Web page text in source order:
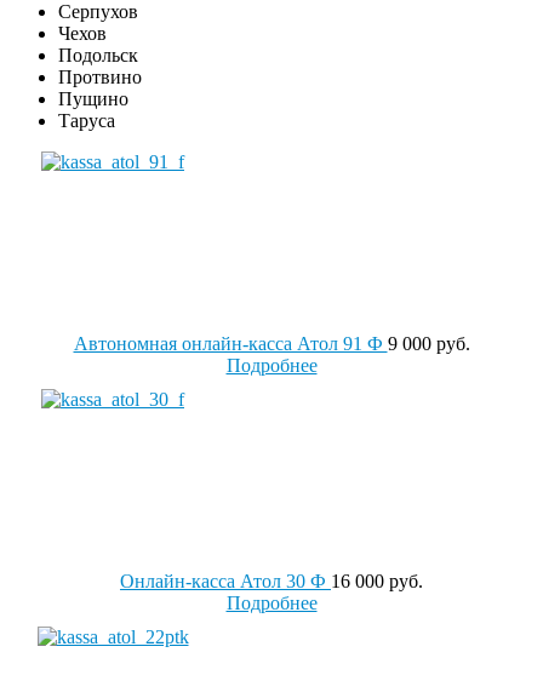
Серпухов
Чехов
Подольск
Протвино
Пущино
Таруса
Автономная онлайн-касса Атол 91 Ф 9 000 руб.
Подробнее
Онлайн-касса Атол 30 Ф 16 000 руб.
Подробнее